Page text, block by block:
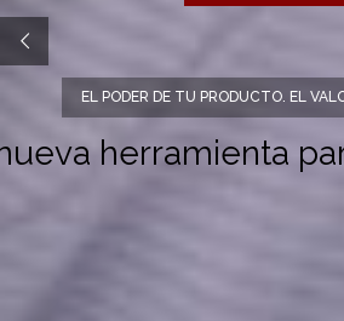
EL PODER DE TU PRODUCTO. EL
herramienta